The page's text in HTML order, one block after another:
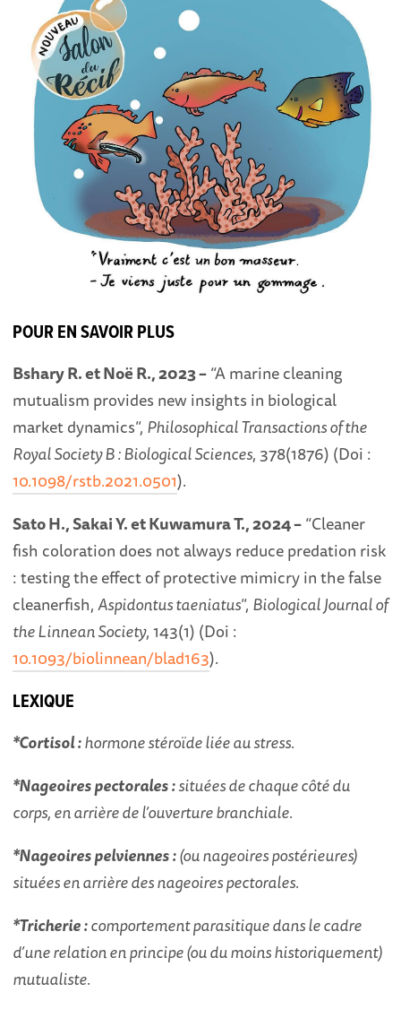
POUR EN SAVOIR PLUS
Bshary R. et Noë R., 2023 –“A marine cleaning
mutualism provides new insights in biological
market dynamics”, Philosophical Transactions of the
Royal Society B : Biological Sciences, 378(1876) (Doi :
10.1098/rstb.2021.0501).
Sato H., Sakai Y. et Kuwamura T., 2024 –“Cleaner
fish coloration does not always reduce predation risk
: testing the effect of protective mimicry in the false
cleanerfish,Aspidontus taeniatus”, Biological Journal of
the Linnean Society, 143(1) (Doi :
10.1093/biolinnean/blad163).
LEXIQUE
*Cortisol :hormone stéroïde liée au stress.
*Nageoires pectorales :situées de chaque côté du
corps, en arrière de l’ouverture branchiale.
*Nageoires pelviennes :(ou nageoires postérieures)
situées en arrière des nageoires pectorales.
*Tricherie :comportement parasitique dans le cadre
d’une relation en principe (ou du moins historiquement)
mutualiste.